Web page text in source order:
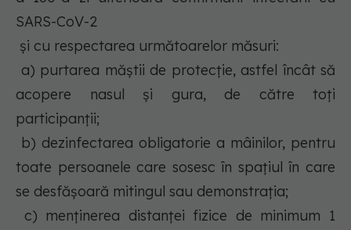
SARS-CoV-2
și cu respectarea următoarelor măsuri:
a) purtarea măștii de protecție, astfel încât să
acopere nasul și gura, de către toți
participanții;
b) dezinfectarea obligatorie a mâinilor, pentru
toate persoanele care sosesc în spațiul în care
se desfășoară mitingul sau demonstrația;
c) menținerea distanței fizice de minimum 1